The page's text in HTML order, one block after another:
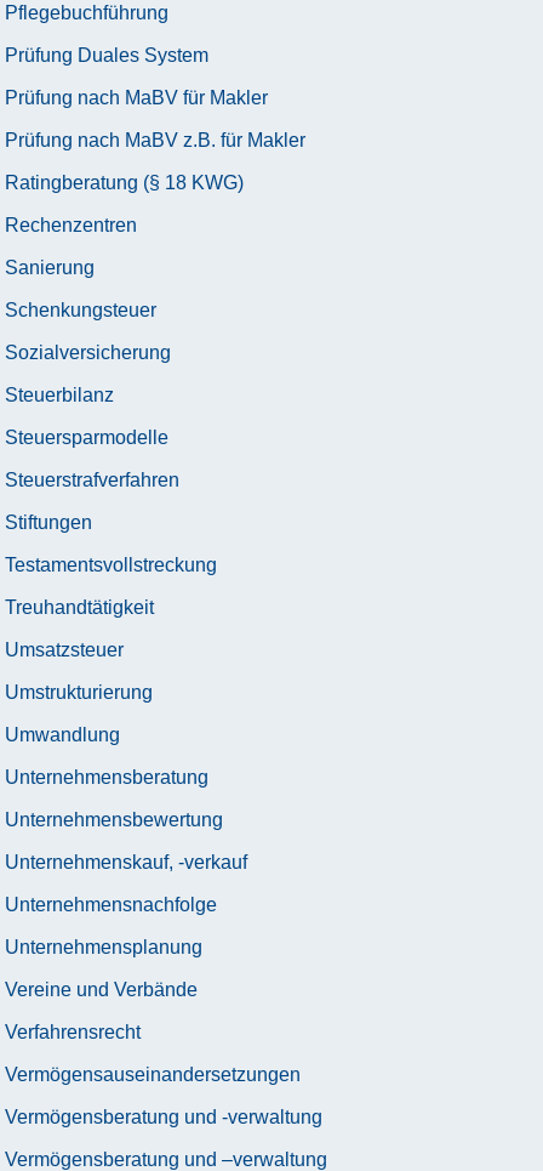
Pflegebuchführung
Prüfung Duales System
Prüfung nach MaBV für Makler
Prüfung nach MaBV z.B. für Makler
Ratingberatung (§ 18 KWG)
Rechenzentren
Sanierung
Schenkungsteuer
Sozialversicherung
Steuerbilanz
Steuersparmodelle
Steuerstrafverfahren
Stiftungen
Testamentsvollstreckung
Treuhandtätigkeit
Umsatzsteuer
Umstrukturierung
Umwandlung
Unternehmensberatung
Unternehmensbewertung
Unternehmenskauf, -verkauf
Unternehmensnachfolge
Unternehmensplanung
Vereine und Verbände
Verfahrensrecht
Vermögensauseinandersetzungen
Vermögensberatung und -verwaltung
Vermögensberatung und –verwaltung